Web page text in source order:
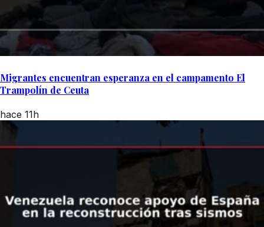
Migrantes encuentran esperanza en el campamento El
Trampolín de Ceuta
hace 11h